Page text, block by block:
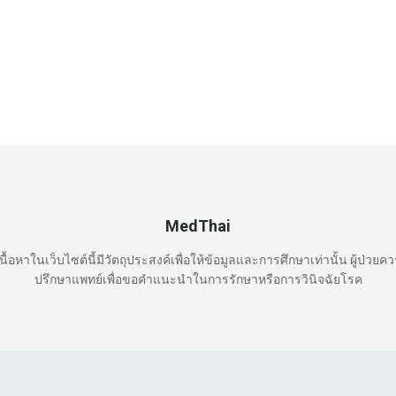
MedThai
อหาในเว็บไซต์นี้มีวัตถุประสงค์เพื่อให้ข้อมูลและการศึกษาเท่านั้น ผู้ป่วยค
ปรึกษาแพทย์เพื่อขอคำแนะนำในการรักษาหรือการวินิจฉัยโรค